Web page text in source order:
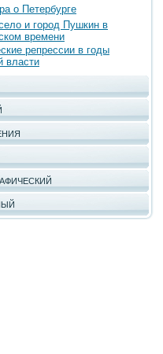
о Петербурге
и город Пушкин в
времени
репрессии в годы
власти